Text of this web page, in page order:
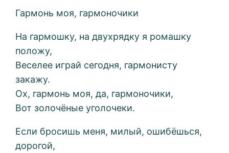
Гармонь моя, гармоночики
На гармошку, на двухрядку я ромашку
положу,
Веселее играй сегодня, гармонисту
закажу.
Ох, гармонь моя, да, гармоночики,
Вот золочёные уголочеки.
Если бросишь меня, милый, ошибёшься,
дорогой,